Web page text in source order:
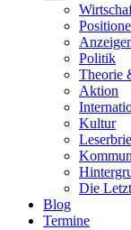
Politik
Theorie
Aktion
Kultur
Die
Blog
Termine